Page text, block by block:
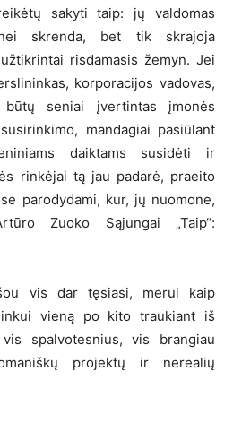
sakyti taip: jų valdomas
skrenda, bet tik skrajoja
risdamasis žemyn. Jei
korporacijos vadovas,
seniai įvertintas įmonės
mandagiai pasiūlant
daiktams susidėti ir
rinkėjai tą jau padarė, praeito
parodydami, kur, jų nuomone,
Zuoko Sąjungai „Taip“:
vis dar tęsiasi, merui kaip
vieną po kito traukiant iš
spalvotesnius, vis brangiau
projektų ir nerealių